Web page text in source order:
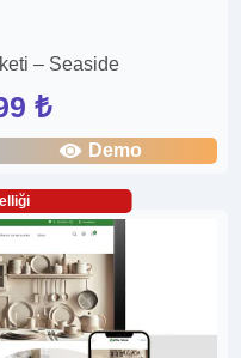
– Seaside
₺
Demo